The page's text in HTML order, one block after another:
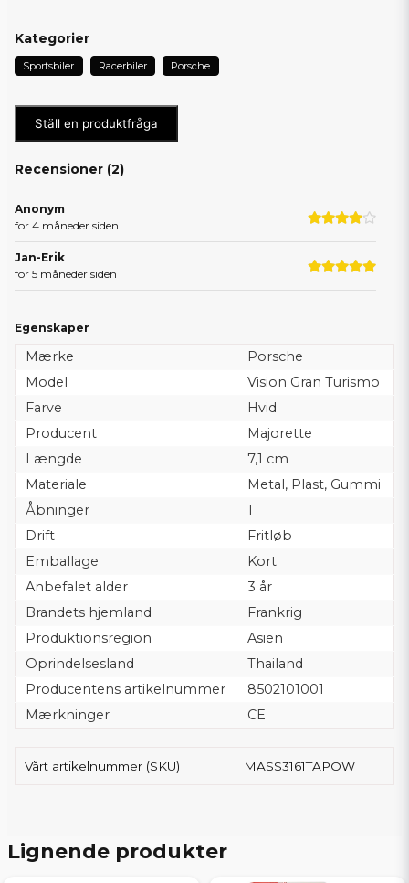
Kategorier
Sportsbiler Racerbiler Porsche
Ställ en produktfråga
Recensioner (2)
Anonym
for 4 måneder siden
Jan-Erik
for 5 måneder siden
Egenskaper
Mærke
Porsche
Model
Vision Gran Turismo
Farve
Hvid
Producent
Majorette
Længde
7,1 cm
Materiale
Metal, Plast, Gummi
Åbninger
1
Drift
Fritløb
Emballage
Kort
Anbefalet alder
3 år
Brandets hjemland
Frankrig
Produktionsregion
Asien
Oprindelsesland
Thailand
Producentens artikelnummer
8502101001
Mærkninger
CE
Vårt artikelnummer (SKU) MASS3161TAPOW
Lignende produkter